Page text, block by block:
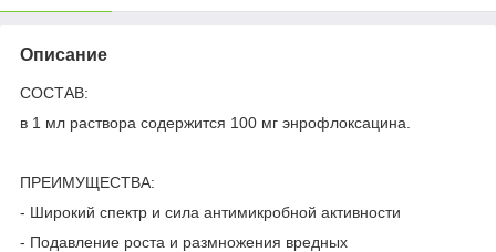
Описание
СОСТАВ:
в 1 мл раствора содержится 100 мг энрофлоксацина.
ПРЕИМУЩЕСТВА:
- Широкий спектр и сила антимикробной активности
- Подавление роста и размножения вредных